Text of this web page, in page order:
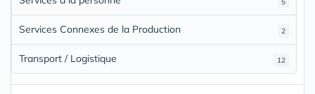
2
Services Connexes de la Production
12
Transport / Logistique